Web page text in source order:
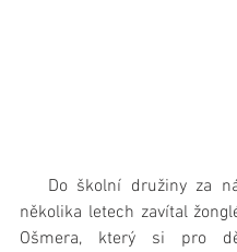
několika letech zavítal
Ošmera, který si pro